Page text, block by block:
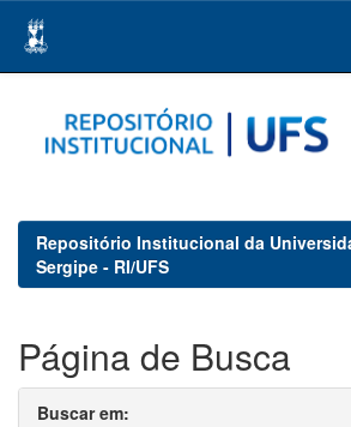
navigation
Repositório Institucional da
Sergipe - RI/UFS
Página de Busca
Buscar em: